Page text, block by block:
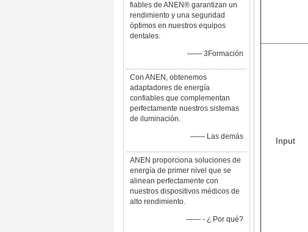
fiables de ANEN® garantizan un
rendimiento y una seguridad
óptimos en nuestros equipos
dentales.
—— 3Formación
Con ANEN, obtenemos
adaptadores de energía
confiables que complementan
perfectamente nuestros sistemas
de iluminación.
—— Las demás
ANEN proporciona soluciones de
energía de primer nivel que se
alinean perfectamente con
nuestros dispositivos médicos de
alto rendimiento.
—— - ¿ Por qué?
Input